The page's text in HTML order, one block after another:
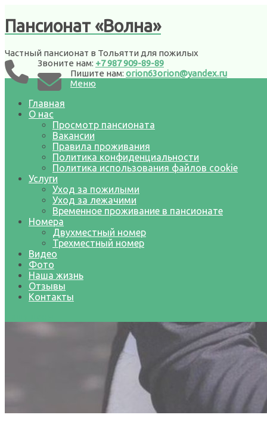
Пансионат «Волна»
Частный пансионат в Тольятти для пожилых
Звоните нам: +7 987 909-89-89
Пишите нам: orion63orion@yandex.ru
Меню
Главная
О нас
Просмотр пансионата
Вакансии
Правила проживания
Политика конфиденциальности
Политика использования файлов cookie
Услуги
Уход за пожилыми
Уход за лежачими
Временное проживание в пансионате
Номера
Двухместный номер
Трехместный номер
Видео
Фото
Наша жизнь
Отзывы
Контакты